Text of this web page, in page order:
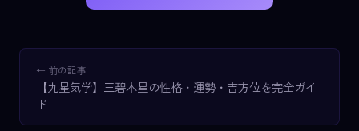
← 前の記事
【九星気学】三碧木星の性格・運勢・吉方位を完全ガイ
ド